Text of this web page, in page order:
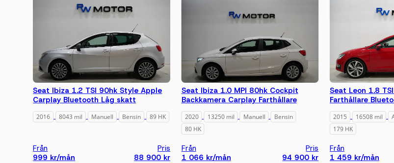
Seat Ibiza 1.2 TSI 90hk Style Apple
Carplay Bluetooth Låg skatt
2016 8043 mil Manuell Bensin 89 HK
Från
999 kr/mån
Pris
88 900 kr
Seat Ibiza 1.0 MPI 80hk Cockpit
Backkamera Carplay Farthållare
2020 13250 mil Manuell
Bensin
80 HK
Från
1 066 kr/mån
Pris
94 900 kr
Seat Leon 1.8
Farthållare
2015 16508 mil
179 HK
Från
1 459 kr/mån